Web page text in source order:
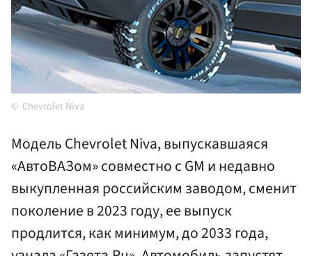
Chevrolet Niva
Модель Chevrolet Niva, выпускавшаяся
«АвтоВАЗом» совместно с GM и недавно
выкупленная российским заводом, сменит
поколение в 2023 году, ее выпуск
продлится, как минимум, до 2033 года,